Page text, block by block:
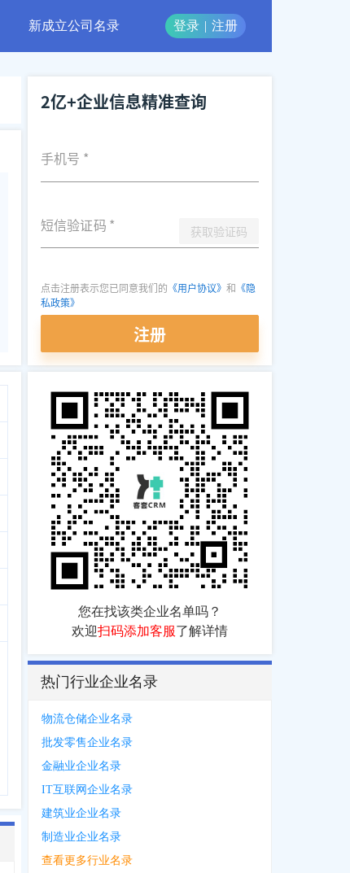
新成立公司名录 登录 | 注册
2亿+企业信息精准查询
手机号 *
短信验证码 * 获取验证码
点击注册表示您已同意我们的 《用户协议》 和 《隐
私政策》
注册
您在找该类企业名单吗？
欢迎扫码添加客服了解详情
热门行业企业名录
物流仓储企业名录
批发零售企业名录
金融业企业名录
IT互联网企业名录
建筑业企业名录
制造业企业名录
查看更多行业名录